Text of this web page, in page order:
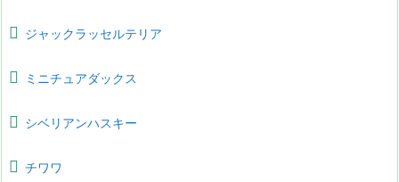
ジャックラッセルテリア
ミニチュアダックス
シベリアンハスキー
チワワ